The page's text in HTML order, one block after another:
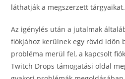
láthatják a megszerzett tárgyaikat.
Az igénylés után a jutalmak
fiókjához kerülnek egy rövid időn
probléma merül fel, a kapcsolt
Twitch Drops támogatási oldal